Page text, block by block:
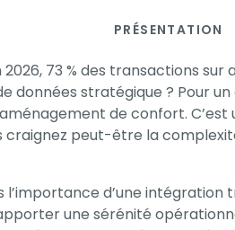
PRÉSENTATION
2026, 73 % des transactions
données stratégique ? Pour un
aménagement de confort.
craignez peut-être la
l’importance d’une
une sérénité